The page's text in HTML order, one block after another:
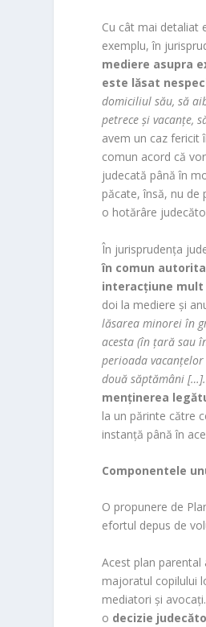
Cu cât mai detaliat
exemplu, în
mediere asupra
este lăsat
domiciliul său, să
petrece și vacanțe,
avem un caz fericit
comun acord că
judecată până în
păcate, însă, nu de
o hotărâre
În jurisprudența
în comun
interacțiune
doi la mediere și
lăsarea minorei în
acesta (în țară sau
perioada
două săptămâni […].
menținerea
la un părinte către
instanță până în
Componentele
O propunere de
efortul depus de
Acest plan
majoratul copilului
mediatori și
o decizie